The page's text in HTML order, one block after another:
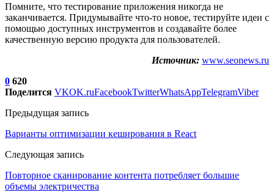
Помните, что тестирование приложения никогда не
заканчивается. Придумывайте что-то новое, тестируйте идеи с
помощью доступных инструментов и создавайте более
качественную версию продукта для пользователей.
Источник: www.seonews.ru
0 620
Поделится VKOK.ruFacebookTwitterWhatsAppTelegramViber
Предыдущая запись
Варианты оптимизации кеширования в React
Следующая запись
Повторное сканирование контента потребляет большие
объемы электричества